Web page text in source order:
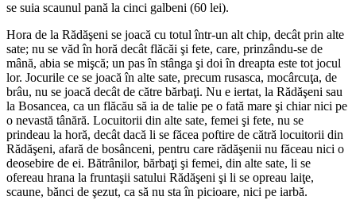
se suia scaunul pană la cinci galbeni (60 lei).
Hora de la Rădăşeni se joacă cu to­tul într-un alt chip, decât prin alte
sate; nu se văd în horă decât flăcăi şi fete, care, prinzându-se de
mână, abia se mişcă; un pas în stânga şi doi în dreapta este tot jocul
lor. Jocurile ce se joacă în alte sate, precum rusasca, mocârcuţa, de
brâu, nu se joacă decât de către bărbaţi. Nu e iertat, la Rădăşeni sau
la Bosancea, ca un flăcău să ia de talie pe o fată mare şi chiar nici pe
o nevastă tânără. Locuitorii din alte sate, femei şi fete, nu se
prindeau la horă, decât dacă li se făcea poftire de cătră locuitorii din
Rădăşeni, afară de bosânceni, pentru care rădăşenii nu făceau nici o
deosebire de ei. Bătrânilor, bărbaţi şi femei, din alte sate, li se
ofereau hrana la fruntaşii satului Rădăşeni şi li se opreau laiţe,
scaune, bănci de şezut, ca să nu sta în picioare, nici pe iarbă.